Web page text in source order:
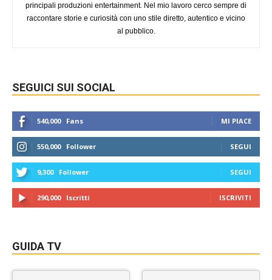
principali produzioni entertainment. Nel mio lavoro cerco sempre di
raccontare storie e curiosità con uno stile diretto, autentico e vicino
al pubblico.
SEGUICI SUI SOCIAL
540,000 Fans MI PIACE
550,000 Follower SEGUI
9,300 Follower SEGUI
290,000 Iscritti ISCRIVITI
GUIDA TV